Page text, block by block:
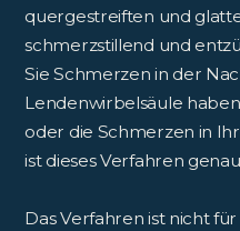
quergestreiften und
schmerzstillend und
Sie Schmerzen in der
Lendenwirbelsäule
oder die Schmerzen in
ist dieses Verfahren
Das Verfahren ist nicht